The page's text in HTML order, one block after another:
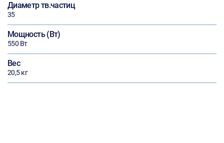
Диаметр тв.частиц
35
Мощность (Вт)
550 Вт
Вес
20,5 кг